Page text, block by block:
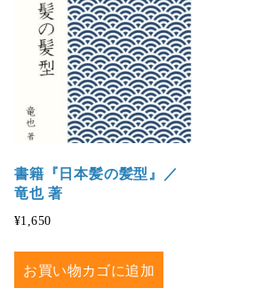
書籍『日本髪の髪型』／
竜也 著
¥1,650
お買い物カゴに追加